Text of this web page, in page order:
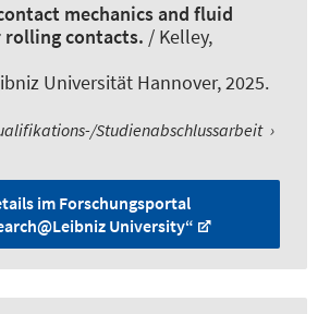
mechanics and fluid
rolling contacts. / Kelley,
Universität Hannover, 2025.
Studienabschlussarbeit ›
im Forschungsportal
University“